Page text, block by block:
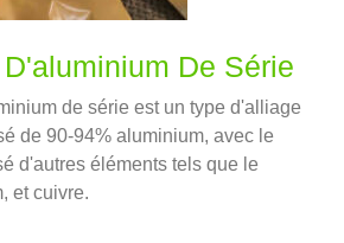
De Série
de série est un type d'alliage
de 90-94% aluminium, avec le
d'autres éléments tels que le
et cuivre.